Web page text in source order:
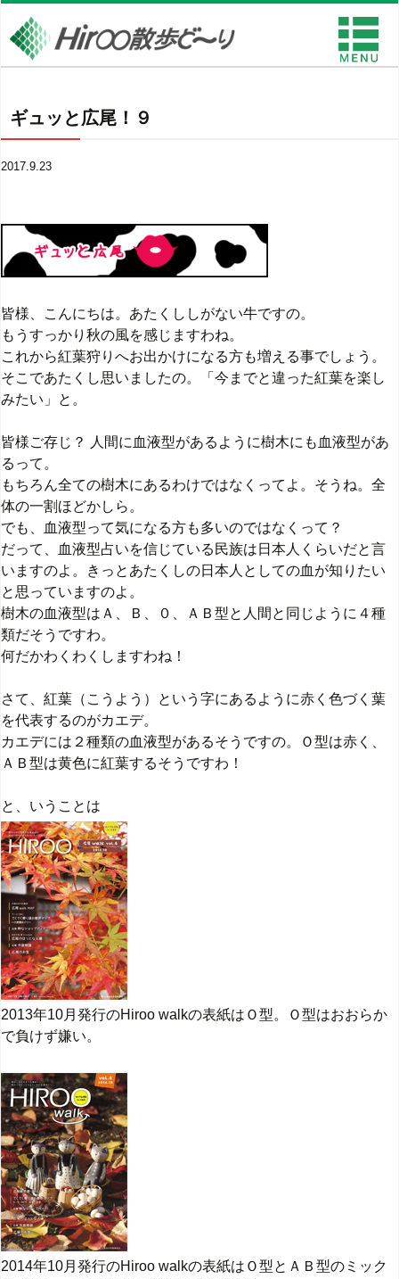
ギュッと広尾！９
2017.9.23
皆様、こんにちは。あたくししがない牛ですの。
もうすっかり秋の風を感じますわね。
これから紅葉狩りへお出かけになる方も増える事でしょう。
そこであたくし思いましたの。「今までと違った紅葉を楽し
みたい」と。
皆様ご存じ？ 人間に血液型があるように樹木にも血液型があ
るって。
もちろん全ての樹木にあるわけではなくってよ。そうね。全
体の一割ほどかしら。
でも、血液型って気になる方も多いのではなくって？
だって、血液型占いを信じている民族は日本人くらいだと言
いますのよ。きっとあたくしの日本人としての血が知りたい
と思っていますのよ。
樹木の血液型はＡ、Ｂ、０、ＡＢ型と人間と同じように４種
類だそうですわ。
何だかわくわくしますわね！
さて、紅葉（こうよう）という字にあるように赤く色づく葉
を代表するのがカエデ。
カエデには２種類の血液型があるそうですの。Ｏ型は赤く、
ＡＢ型は黄色に紅葉するそうですわ！
と、いうことは
2013年10月発行のHiroo walkの表紙はＯ型。Ｏ型はおおらか
で負けず嫌い。
2014年10月発行のHiroo walkの表紙はＯ型とＡＢ型のミック